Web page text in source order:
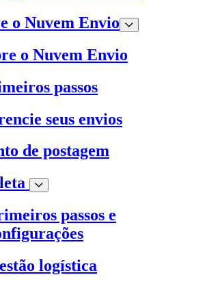
o Nuvem Envio
o Nuvem Envio
passos
seus envios
de postagem
passos e
logística